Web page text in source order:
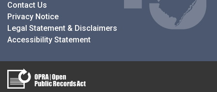
Contact Us
Privacy Notice
Legal Statement & Disclaimers
Accessibility Statement